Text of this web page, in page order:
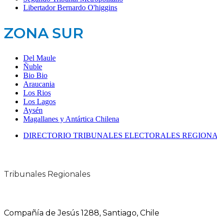
Libertador Bernardo O'higgins
ZONA SUR
Del Maule
Ñuble
Bio Bio
Araucania
Los Rios
Los Lagos
Aysén
Magallanes y Antártica Chilena
DIRECTORIO TRIBUNALES ELECTORALES
Tribunales Regionales
Compañía de Jesús 1288, Santiago, Chile